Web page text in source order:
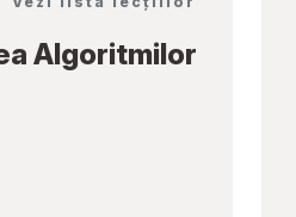
Algoritmilor